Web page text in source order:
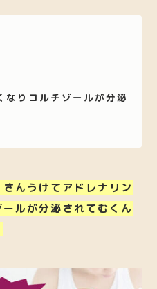
なりコルチゾールが分泌
んうけてアドレナリン
ルが分泌されてむくん